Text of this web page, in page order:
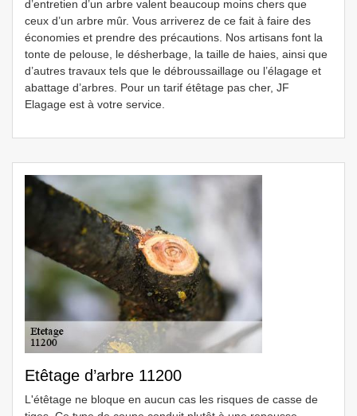
d’entretien d’un arbre valent beaucoup moins chers que
ceux d’un arbre mûr. Vous arriverez de ce fait à faire des
économies et prendre des précautions. Nos artisans font la
tonte de pelouse, le désherbage, la taille de haies, ainsi que
d’autres travaux tels que le débroussaillage ou l’élagage et
abattage d’arbres. Pour un tarif étêtage pas cher, JF
Elagage est à votre service.
Etêtage d’arbre 11200
L'étêtage ne bloque en aucun cas les risques de casse de